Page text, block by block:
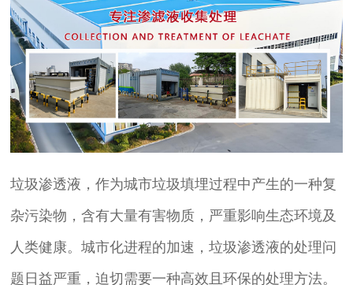
垃圾渗透液，作为城市垃圾填埋过程中产生的一种复
杂污染物，含有大量有害物质，严重影响生态环境及
人类健康。城市化进程的加速，垃圾渗透液的处理问
题日益严重，迫切需要一种高效且环保的处理方法。